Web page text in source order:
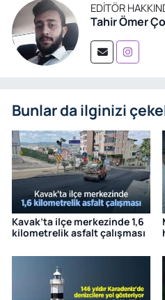
EDITÖR
Tahir Ömer
Bunlar da ilginizi
Kavak’ta ilçe merkezinde 1,6
kilometrelik asfalt çalışması